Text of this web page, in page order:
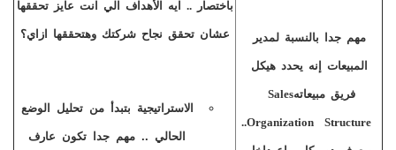
مهم جدا بالنسبة لمدير
المبيعات إنه يحدد هيكل
فريق مبيعاتهSales
Organization Structure
..
باختصار .. ايه الأهداف الي انت عايز تحققها
عشان تحقق نجاح شركتك وهتحققها ازاي؟
الاستراتيجية بتبدأ من تحليل الوضع
الحالي .. مهم جدا تكون عارف